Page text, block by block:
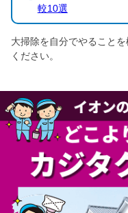
較10選
大掃除を自分でやること
ください。